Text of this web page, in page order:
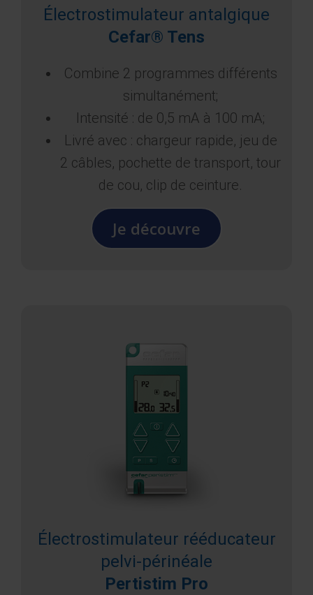
Électrostimulateur antalgique
Cefar® Tens
Combine 2 programmes différents
simultanément;
Intensité : de 0,5 mA à 100 mA;
Livré avec : chargeur rapide, jeu de
2 câbles, pochette de transport, tour
de cou, clip de ceinture.
Je découvre
Électrostimulateur rééducateur
pelvi-périnéale
Pertistim Pro